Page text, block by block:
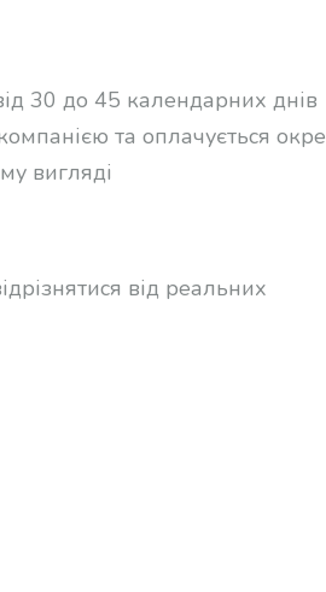
30 до 45 календарних днів
та оплачується
вигляді
від реальних